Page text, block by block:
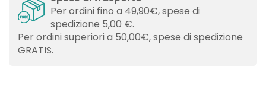
Per ordini fino a 49,90€, spese di
spedizione 5,00 €.
Per ordini superiori a 50,00€, spese di spedizione
GRATIS.